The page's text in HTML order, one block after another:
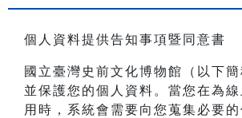
個人資料提供告知事項暨同意書
國立臺灣史前文化博物館（以下
並保護您的個人資料。當您在為
用時，系統會需要向您蒐集必要